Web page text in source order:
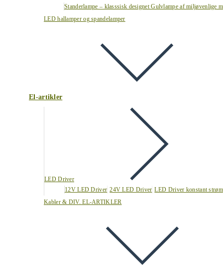
Standerlampe – klasssisk designet Gulvlampe af miljøvenlige
LED hallamper og spandelamper
El-artikler
LED Driver
12V LED Driver 24V LED Driver LED Driver konstant strøm
Kabler & DIV. EL-ARTIKLER